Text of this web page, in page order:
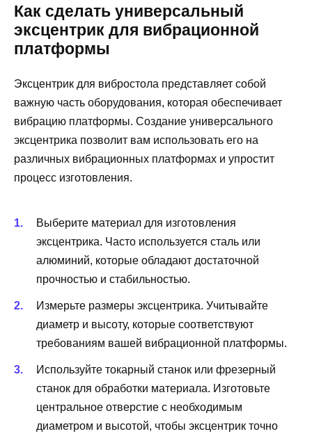
Как сделать универсальный
эксцентрик для вибрационной
платформы
Эксцентрик для вибростола представляет собой
важную часть оборудования, которая обеспечивает
вибрацию платформы. Создание универсального
эксцентрика позволит вам использовать его на
различных вибрационных платформах и упростит
процесс изготовления.
Выберите материал для изготовления
эксцентрика. Часто используется сталь или
алюминий, которые обладают достаточной
прочностью и стабильностью.
Измерьте размеры эксцентрика. Учитывайте
диаметр и высоту, которые соответствуют
требованиям вашей вибрационной платформы.
Используйте токарный станок или фрезерный
станок для обработки материала. Изготовьте
центральное отверстие с необходимым
диаметром и высотой, чтобы эксцентрик точно